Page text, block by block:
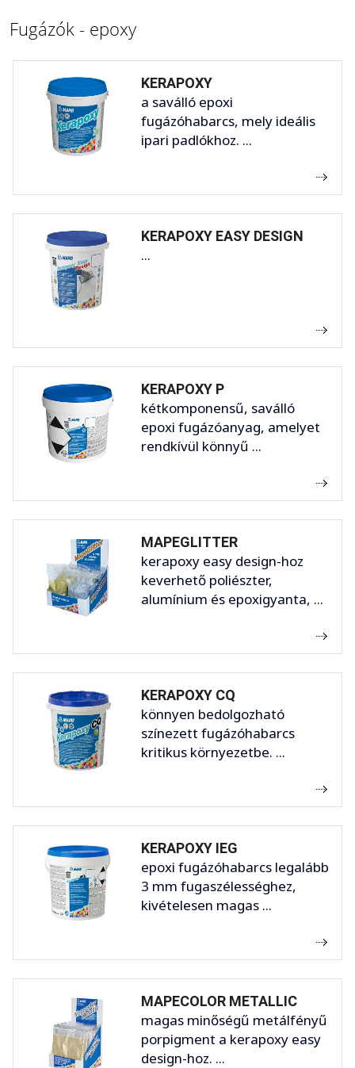
Fugázók - epoxy
KERAPOXY
a saválló epoxi
fugázóhabarcs, mely ideális
ipari padlókhoz. ...
KERAPOXY EASY DESIGN
...
KERAPOXY P
kétkomponensű, saválló
epoxi fugázóanyag, amelyet
rendkívül könnyű ...
MAPEGLITTER
kerapoxy easy design-hoz
keverhető poliészter,
alumínium és epoxigyanta, ...
KERAPOXY CQ
könnyen bedolgozható
színezett fugázóhabarcs
kritikus környezetbe. ...
KERAPOXY IEG
epoxi fugázóhabarcs legalább
3 mm fugaszélességhez,
kivételesen magas ...
MAPECOLOR METALLIC
magas minőségű metálfényű
porpigment a kerapoxy easy
design-hoz. ...